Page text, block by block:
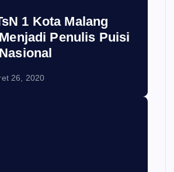
1 Kota Malang
Penulis Puisi
26, 2020